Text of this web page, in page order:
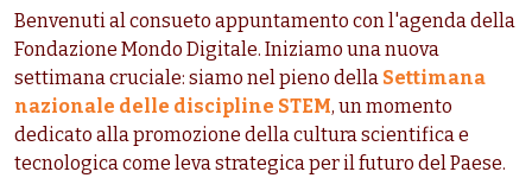
Benvenuti al consueto appuntamento con l'agenda della
Fondazione Mondo Digitale. Iniziamo una nuova
settimana cruciale: siamo nel pieno della Settimana
nazionale delle discipline STEM, un momento
dedicato alla promozione della cultura scientificae
tecnologica come leva strategica per il futuro del Paese.